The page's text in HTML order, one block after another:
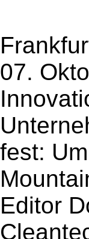
07.
fest:
Editor